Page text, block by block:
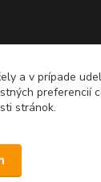
a v prípade
preferencií
stránok.